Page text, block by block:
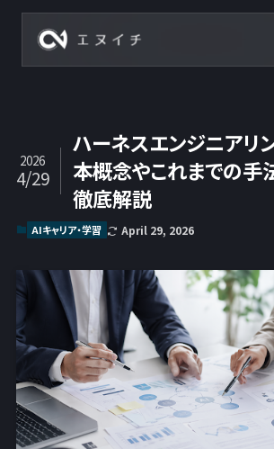
ハーネスエンジニアリ
本概念やこれまでの手
徹底解説
2026
4/29
AIキャリア・学習 April 29, 2026